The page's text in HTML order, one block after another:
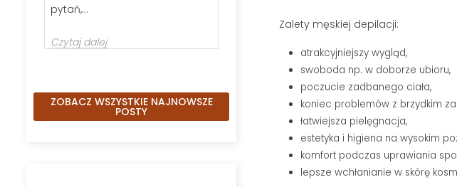
pytań,...
Czytaj dalej
Czytaj dalej
ZOBACZ WSZYSTKIE NAJNOWSZE
POSTY
Zalety męskiej depilacji:
atrakcyjniejszy wygląd,
swoboda np. w doborze ubioru,
poczucie zadbanego ciała,
koniec problemów z brzydkim
łatwiejsza pielęgnacja,
estetyka i higiena na wysokim
komfort podczas uprawiania
lepsze wchłanianie w skórę